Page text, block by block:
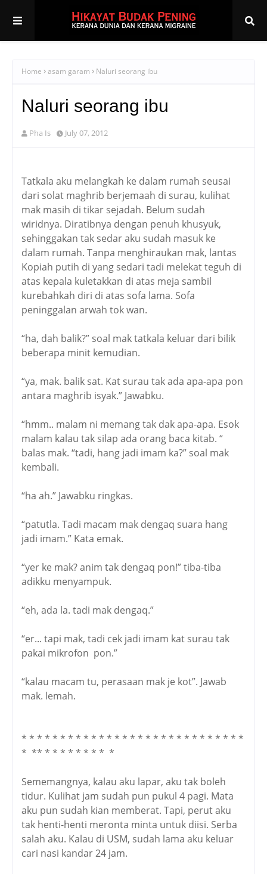
Home asam garam Naluri seorang ibu
Naluri seorang ibu
Pha Is July 07, 2012
Tatkala aku melangkah ke dalam rumah seusai
dari solat maghrib berjemaah di surau, kulihat
mak masih di tikar sejadah. Belum sudah
wiridnya. Diratibnya dengan penuh khusyuk,
sehinggakan tak sedar aku sudah masuk ke
dalam rumah. Tanpa menghiraukan mak, lantas
Kopiah putih di yang sedari tadi melekat teguh di
atas kepala kuletakkan di atas meja sambil
kurebahkah diri di atas sofa lama. Sofa
peninggalan arwah tok wan.
“ha, dah balik?” soal mak tatkala keluar dari bilik
beberapa minit kemudian.
“ya, mak. balik sat. Kat surau tak ada apa-apa pon
antara maghrib isyak.” Jawabku.
“hmm.. malam ni memang tak dak apa-apa. Esok
malam kalau tak silap ada orang baca kitab. “
balas mak. “tadi, hang jadi imam ka?” soal mak
kembali.
“ha ah.” Jawabku ringkas.
“patutla. Tadi macam mak dengaq suara hang
jadi imam.” Kata emak.
“yer ke mak? anim tak dengaq pon!” tiba-tiba
adikku menyampuk.
“eh, ada la. tadi mak dengaq.”
“er... tapi mak, tadi cek jadi imam kat surau tak
pakai mikrofon pon.”
“kalau macam tu, perasaan mak je kot”. Jawab
mak. lemah.
* * * * * * * * * * * * * * * * * * * * * * * * * * * * *
* ** * * * * * * * * *
Sememangnya, kalau aku lapar, aku tak boleh
tidur. Kulihat jam sudah pun pukul 4 pagi. Mata
aku pun sudah kian memberat. Tapi, perut aku
tak henti-henti meronta minta untuk diisi. Serba
salah aku. Kalau di USM, sudah lama aku keluar
cari nasi kandar 24 jam.